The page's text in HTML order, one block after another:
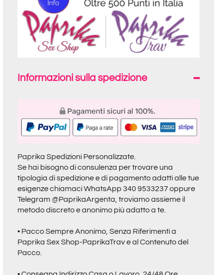
Informazioni sulla spedizione
Paprika Spedizioni Personalizzate.
Se hai bisogno di consulenza per trovare una
tipologia di spedizione e di pagamento adatti alle tue
esigenze chiamaciWhatsApp 340 9533237 oppure
Telegram @PaprikaArgenta , troviamo assieme il
metodo discreto e anonimo più adatto a te.
• Pacco Sempre Anonimo, Senza Riferimenti a
Paprika Sex Shop-PaprikaTrave al Contenuto del
Pacco.